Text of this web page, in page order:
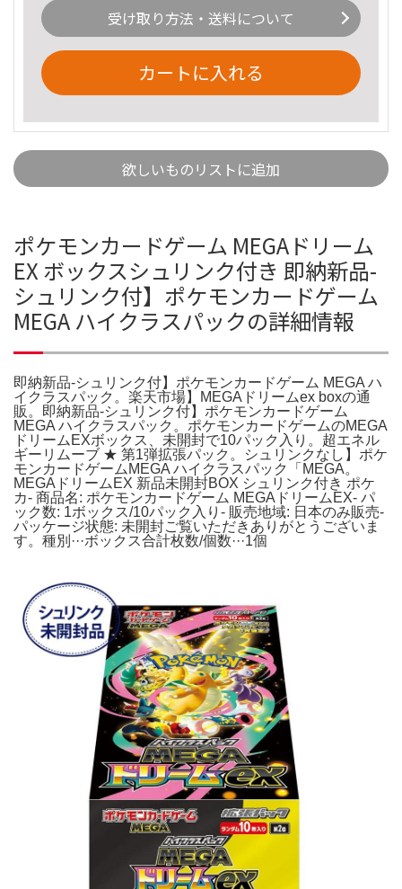
受け取り方法・送料について
カートに入れる
欲しいものリストに追加
ポケモンカードゲーム MEGAドリーム
EX ボックスシュリンク付き 即納新品-
シュリンク付】ポケモンカードゲーム
MEGA ハイクラスパックの詳細情報
即納新品-シュリンク付】ポケモンカードゲーム MEGA ハ
イクラスパック。楽天市場】MEGAドリームex boxの通
販。即納新品-シュリンク付】ポケモンカードゲーム
MEGA ハイクラスパック。ポケモンカードゲームのMEGA
ドリームEXボックス、未開封で10パック入り。超エネル
ギーリムーブ ★ 第1弾拡張パック。シュリンクなし】ポケ
モンカードゲームMEGA ハイクラスパック「MEGA。
MEGAドリームEX 新品未開封BOX シュリンク付き ポケ
カ- 商品名: ポケモンカードゲーム MEGAドリームEX- パ
ック数: 1ボックス/10パック入り- 販売地域: 日本のみ販売-
パッケージ状態: 未開封ご覧いただきありがとうございま
す。種別···ボックス合計枚数/個数···1個